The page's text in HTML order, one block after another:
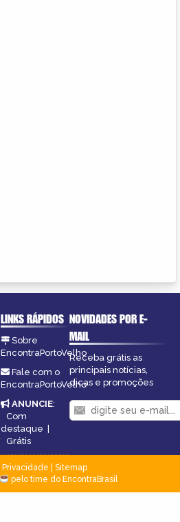
LINKS RÁPIDOS
Sobre
EncontraPortoVelho
Fale com o
EncontraPortoVelho
ANUNCIE:
Com
destaque |
Grátis
NOVIDADES POR E-
MAIL
Receba grátis as
principais notícias,
dicas e promoções
Privacidade
Sitemap
pelo time do EncontraBrasil